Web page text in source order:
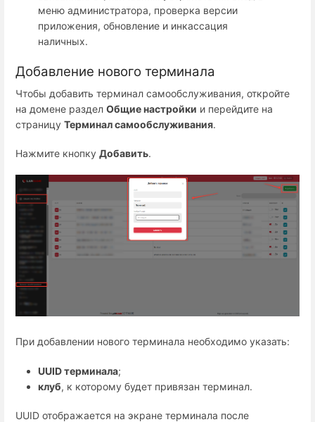
меню администратора, проверка версии
приложения, обновление и инкассация
наличных.
Добавление нового терминала
Чтобы добавить терминал самообслуживания, откройте
на домене раздел Общие настройки и перейдите на
страницу Терминал самообслуживания.
Нажмите кнопку Добавить.
При добавлении нового терминала необходимо указать:
UUID терминала;
клуб, к которому будет привязан терминал.
UUID отображается на экране терминала после